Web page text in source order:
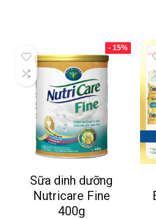
- 15%
Sữa dinh dưỡng
Nutricare Fine
400g